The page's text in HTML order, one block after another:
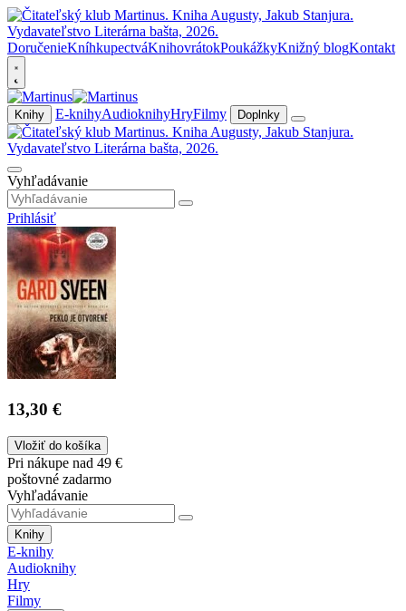
DoručenieKníhkupectváKnihovrátokPoukážkyKnižný blogKontakt
Knihy E-knihyAudioknihyHryFilmy Doplnky
Vyhľadávanie
Prihlásiť
13,30 €
Vložiť do košíka
Pri nákupe nad 49 €
poštovné zadarmo
Vyhľadávanie
Knihy
E-knihy
Audioknihy
Hry
Filmy